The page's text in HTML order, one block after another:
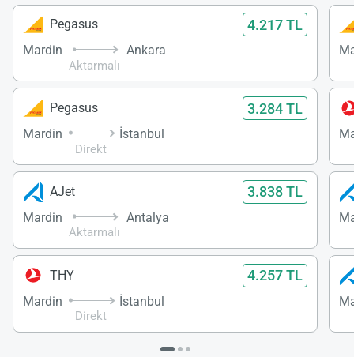
Pegasus 4.217 TL
Mardin
Aktarmalı
Ankara
Pegasus 3.284 TL
Mardin
Direkt
İstanbul
AJet 3.838 TL
Mardin
Aktarmalı
Antalya
THY 4.257 TL
Mardin
Direkt
İstanbul